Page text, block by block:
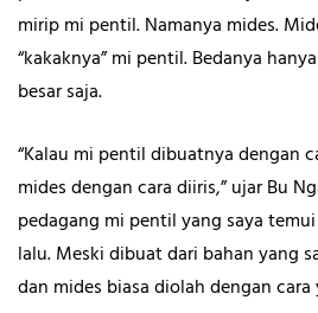
mirip mi pentil. Namanya mides.
“kakaknya” mi pentil. Bedanya
besar saja.
“Kalau mi pentil dibuatnya dengan
mides dengan cara diiris,” ujar Bu
pedagang mi pentil yang saya temui
lalu. Meski dibuat dari bahan yang
dan mides biasa diolah dengan cara